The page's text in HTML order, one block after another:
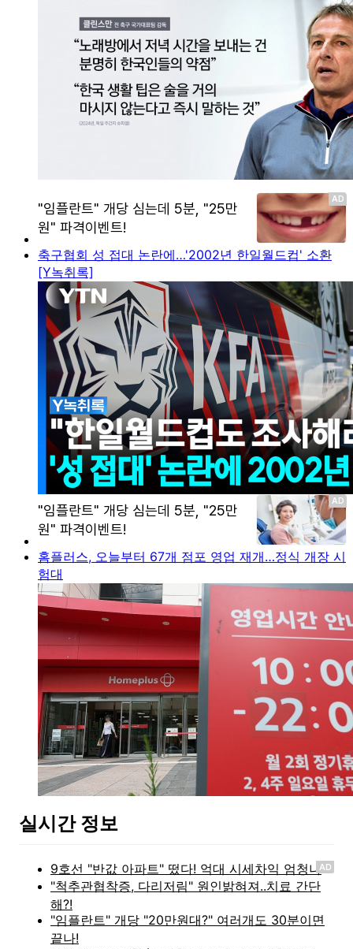
축구협회 성 접대 논란에…'2002년 한일월드컵' 소환
[Y녹취록]
홈플러스, 오늘부터 67개 점포 영업 재개…정식 개장 시
험대
실시간 정보
AD